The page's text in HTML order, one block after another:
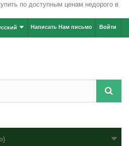
Войти
Написать Нам письмо